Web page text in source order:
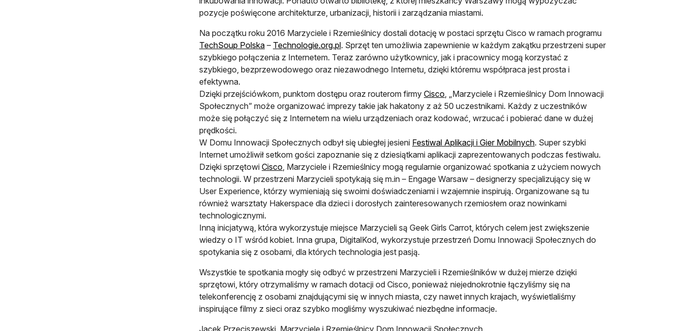
pozycje poświęcone architekturze, urbanizacji, historii i zarządzania miastami.
Na początku roku 2016 Marzyciele i Rzemieślnicy dostali dotację w postaci sprzętu Cisco w ramach programu
TechSoup Polska – Technologie.org.pl. Sprzęt ten umożliwia zapewnienie w każdym zakątku przestrzeni super
szybkiego połączenia z Internetem. Teraz zarówno użytkownicy, jak i pracownicy mogą korzystać z
szybkiego, bezprzewodowego oraz niezawodnego Internetu, dzięki któremu współpraca jest prosta i
efektywna.
Dzięki przejściówkom, punktom dostępu oraz routerom firmy Cisco , „Marzyciele i Rzemieślnicy Dom Innowacji
Społecznych” może organizować imprezy takie jak hakatony z aż 50 uczestnikami. Każdy z uczestników
może się połączyć się z Internetem na wielu urządzeniach oraz kodować, wrzucać i pobierać dane w dużej
prędkości.
W Domu Innowacji Społecznych odbył się ubiegłej jesieni Festiwal Aplikacji i Gier Mobilnych. Super szybki
Internet umożliwił setkom gości zapoznanie się z dziesiątkami aplikacji zaprezentowanych podczas festiwalu.
Dzięki sprzętowi Cisco , Marzyciele i Rzemieślnicy mogą regularnie organizować spotkania z użyciem nowych
technologii. W przestrzeni Marzycieli spotykają się m.in – Engage Warsaw – designerzy specjalizujący się w
User Experience, którzy wymieniają się swoimi doświadczeniami i wzajemnie inspirują. Organizowane są tu
również warsztaty Hakerspace dla dzieci i dorosłych zainteresowanych rzemiosłem oraz nowinkami
technologicznymi.
Inną inicjatywą, która wykorzystuje miejsce Marzycieli są Geek Girls Carrot, których celem jest zwiększenie
wiedzy o IT wśród kobiet. Inna grupa, DigitalKod, wykorzystuje przestrzeń Domu Innowacji Społecznych do
spotykania się z osobami, dla których technologia jest pasją.
Wszystkie te spotkania mogły się odbyć w przestrzeni Marzycieli i Rzemieślników w dużej mierze dzięki
sprzętowi, który otrzymaliśmy w ramach dotacji od Cisco, ponieważ niejednokrotnie łączyliśmy się na
telekonferencję z osobami znajdującymi się w innych miasta, czy nawet innych krajach, wyświetlaliśmy
inspirujące filmy z sieci oraz szybko mogliśmy wyszukiwać niezbędne informacje.
Jacek Przeciszewski, Marzyciele i Rzemieślnicy Dom Innowacji Społecznych